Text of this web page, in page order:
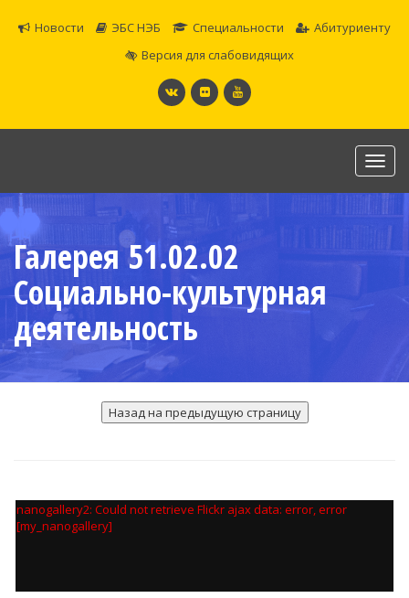
Новости ЭБС НЭБ Специальности
Абитуриенту
Версия для слабовидящих
САМАРСКОЕ ОБЛАСТНОЕ УЧИЛИЩЕ КУЛЬТУРЫ И
ИСКУССТВ
Официальный сайт
Галерея 51.02.02
Социально-культурная
деятельность
nanogallery2: Could not retrieve Flickr ajax data: error, error
[my_nanogallery]